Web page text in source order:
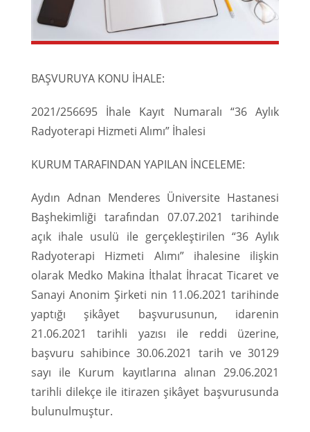
BAŞVURUYA KONU İHALE:
2021/256695 İhale Kayıt Numaralı “36 Aylık
Radyoterapi Hizmeti Alımı” İhalesi
KURUM TARAFINDAN YAPILAN İNCELEME:
Aydın Adnan Menderes Üniversite Hastanesi
Başhekimliği tarafından 07.07.2021 tarihinde
açık ihale usulü ile gerçekleştirilen “36 Aylık
Radyoterapi Hizmeti Alımı” ihalesine ilişkin
olarak Medko Makina İthalat İhracat Ticaret ve
Sanayi Anonim Şirketi nin 11.06.2021 tarihinde
yaptığı şikâyet başvurusunun, idarenin
21.06.2021 tarihli yazısı ile reddi üzerine,
başvuru sahibince 30.06.2021 tarih ve 30129
sayı ile Kurum kayıtlarına alınan 29.06.2021
tarihli dilekçe ile itirazen şikâyet başvurusunda
bulunulmuştur.